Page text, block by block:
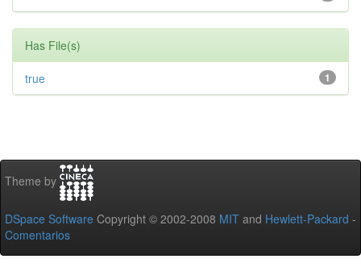
Has File(s)
1
true
Theme by
DSpace Software Copyright © 2002-2008 MIT and Hewlett-Packard -
Comentarios